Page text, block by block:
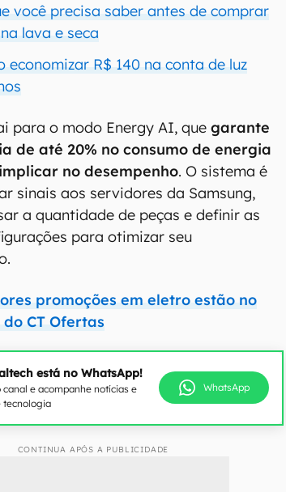
você precisa saber antes de comprar
lava e seca
economizar R$ 140 na conta de luz
para o modo Energy AI, quegarante
de até 20% no consumo de energia
no desempenho. O sistema é
sinais aos servidores da Samsung,
a quantidade de peças e definir as
para otimizar seu
promoções em eletro estão no
CT Ofertas
está no WhatsApp!
canal e acompanhe notícias e
tecnologia
WhatsApp
CONTINUA APÓS A PUBLICIDADE